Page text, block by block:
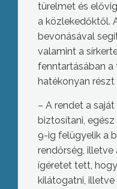
türelmet és
a közlekedőktől.
bevonásával
valamint a
fenntartásában a
hatékonyan részt
– A rendet a
biztosítani,
9-ig felügyelik a
rendőrség, illetve
ígéretet tett,
kilátogatni,